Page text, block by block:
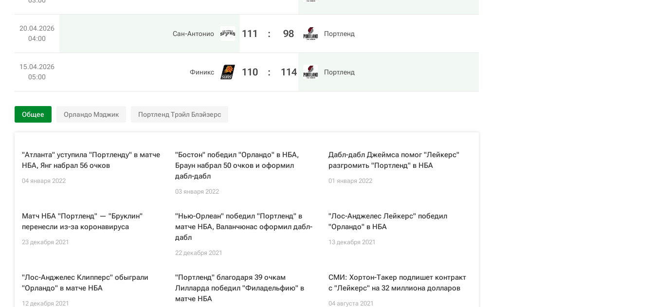
20.04.2026
04:00
Сан-Антонио 111 : 98 Портленд
15.04.2026
05:00
Финикс 110 : 114 Портленд
Общее Орландо Мэджик Портленд Трэйл Блэйзерс
"Атланта" уступила "Портленду" в матче
НБА, Янг набрал 56 очков
04 января 2022
"Бостон" победил "Орландо" в НБА,
Браун набрал 50 очков и оформил
дабл-дабл
03 января 2022
Дабл-дабл Джеймса помог "Лейкерс"
разгромить "Портленд" в НБА
01 января 2022
Матч НБА "Портленд" — "Бруклин"
перенесли из-за коронавируса
23 декабря 2021
"Нью-Орлеан" победил "Портленд" в
матче НБА, Валанчюнас оформил дабл-
дабл
22 декабря 2021
"Лос-Анджелес Лейкерс" победил
"Орландо" в НБА
13 декабря 2021
"Лос-Анджелес Клипперс" обыграли
"Орландо" в матче НБА
12 декабря 2021
"Портленд" благодаря 39 очкам
Лилларда победил "Филадельфию" в
матче НБА
СМИ: Хортон-Такер подпишет контракт
с "Лейкерс" на 32 миллиона долларов
04 августа 2021